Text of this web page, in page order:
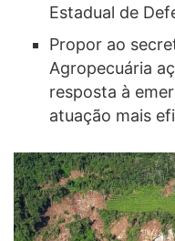
Estadual de
Propor ao
Agropecuária
resposta à
atuação mais